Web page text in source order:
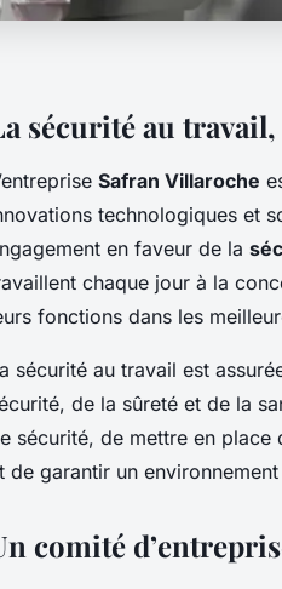
sécurité au
Safran Villaroche
technologiques et
en faveur de la
chaque jour à la
fonctions dans les
sécurité au travail est
de la sûreté et de la
sécurité, de mettre en
de garantir un
comité